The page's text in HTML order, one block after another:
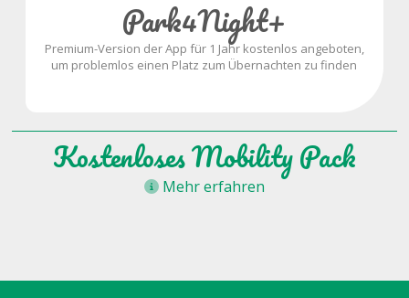
Park4Night+
Premium-Version der App für 1 Jahr kostenlos angeboten,
um problemlos einen Platz zum Übernachten zu finden
Kostenloses Mobility Pack
Mehr erfahren